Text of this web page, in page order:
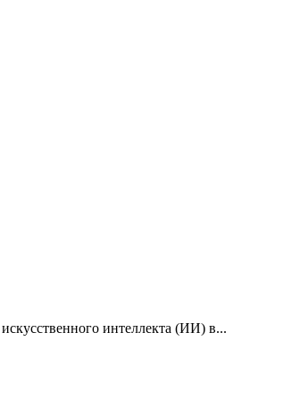
интеллекта (ИИ) в...